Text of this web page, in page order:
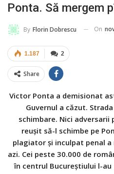
Ponta. Să mergem
By Florin Dobrescu On
2
1.187
Share
Victor Ponta a demisionat
Guvernul a căzut.
schimbare. Nici adversarii
reuşit să-l schimbe pe
plagiator şi inculpat penal
azi. Cei peste 30.000 de
în centrul Bucureştiului l-